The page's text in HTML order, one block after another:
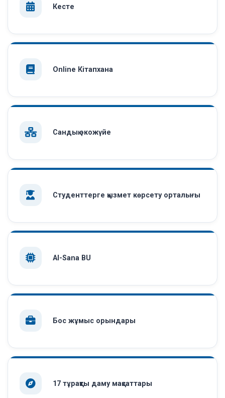
Кесте
Online Кітапхана
Сандық экожүйе
Студенттерге қызмет көрсету орталығы
AI-Sana BU
Бос жұмыс орындары
17 тұрақты даму мақсаттары